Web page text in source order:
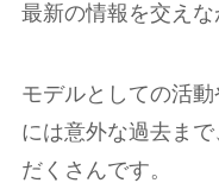
最新の情報を交えな
モデルとしての活
には意外な過去ま
だくさんです。